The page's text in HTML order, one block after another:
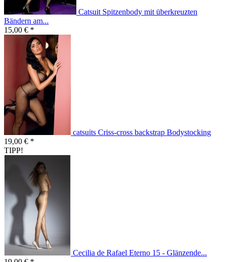
Catsuit Spitzenbody mit überkreuzten
Bändern am...
15,00 € *
catsuits Criss-cross backstrap Bodystocking
19,00 € *
TIPP!
Cecilia de Rafael Eterno 15 - Glänzende...